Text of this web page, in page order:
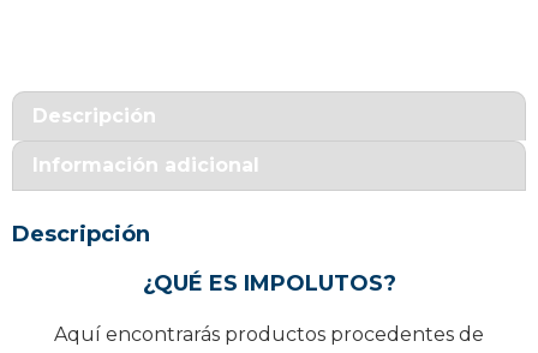
Descripción
Información adicional
Descripción
¿QUÉ ES IMPOLUTOS?
Aquí encontrarás productos procedentes de